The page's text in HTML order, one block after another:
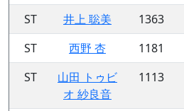
ST
井上 聡美 1363
ST
西野 杏 1181
ST
山田 トゥビ
オ 紗良音
1113